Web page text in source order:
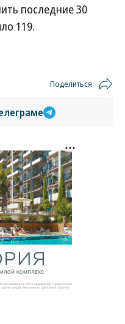
последние 30
119.
Поделиться